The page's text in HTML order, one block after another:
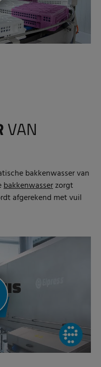
VAN
bakkenwasser van
bakkenwasserzorgt
afgerekend met vuil